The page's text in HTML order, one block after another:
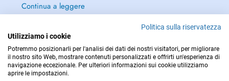
Continua a leggere
→
PER LE URGENZE, CONSULTARE : 112
Politica sulla riservatezza
Utilizziamo i cookie
Potremmo posizionarli per l'analisi dei dati dei nostri visitatori, per migliorare
il nostro sito Web, mostrare contenuti personalizzati e offrirti un'esperienza di
navigazione eccezionale. Per ulteriori informazioni sui cookie utilizziamo
aprire le impostazioni.